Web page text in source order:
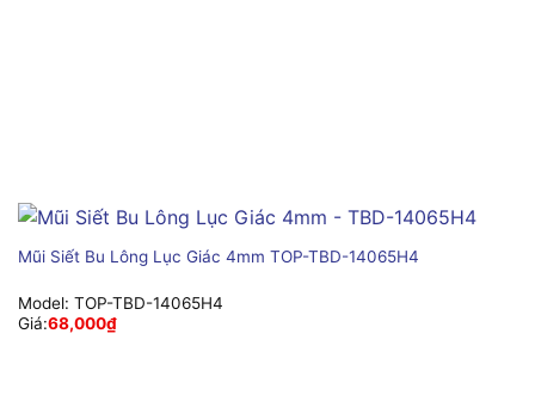
Mũi Siết Bu Lông Lục Giác 4mm TOP-TBD-14065H4
Model: TOP-TBD-14065H4
Giá:68,000₫